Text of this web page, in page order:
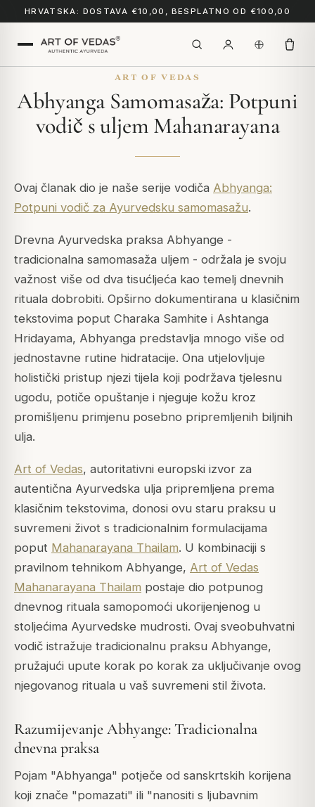
HRVATSKA: DOSTAVA €10,00, BESPLATNO OD €100,00
ART OF VEDAS
Abhyanga Samomasaža: Potpuni
vodič s uljem Mahanarayana
Ovaj članak dio je naše serije vodiča Abhyanga:
Potpuni vodič za Ayurvedsku samomasažu.
Drevna Ayurvedska praksa Abhyange -
tradicionalna samomasaža uljem - održala je svoju
važnost više od dva tisućljeća kao temelj dnevnih
rituala dobrobiti. Opširno dokumentirana u klasičnim
tekstovima poput Charaka Samhite i Ashtanga
Hridayama, Abhyanga predstavlja mnogo više od
jednostavne rutine hidratacije. Ona utjelovljuje
holistički pristup njezi tijela koji podržava tjelesnu
ugodu, potiče opuštanje i njeguje kožu kroz
promišljenu primjenu posebno pripremljenih biljnih
ulja.
Art of Vedas, autoritativni europski izvor za
autentična Ayurvedska ulja pripremljena prema
klasičnim tekstovima, donosi ovu staru praksu u
suvremeni život s tradicionalnim formulacijama
poput Mahanarayana Thailam. U kombinaciji s
pravilnom tehnikom Abhyange, Art of Vedas
Mahanarayana Thailam postaje dio potpunog
dnevnog rituala samopomoći ukorijenjenog u
stoljećima Ayurvedske mudrosti. Ovaj sveobuhvatni
vodič istražuje tradicionalnu praksu Abhyange,
pružajući upute korak po korak za uključivanje ovog
njegovanog rituala u vaš suvremeni stil života.
Razumijevanje Abhyange: Tradicionalna
dnevna praksa
Pojam "Abhyanga" potječe od sanskrtskih korijena
koji znače "pomazati" ili "nanositi s ljubavnim